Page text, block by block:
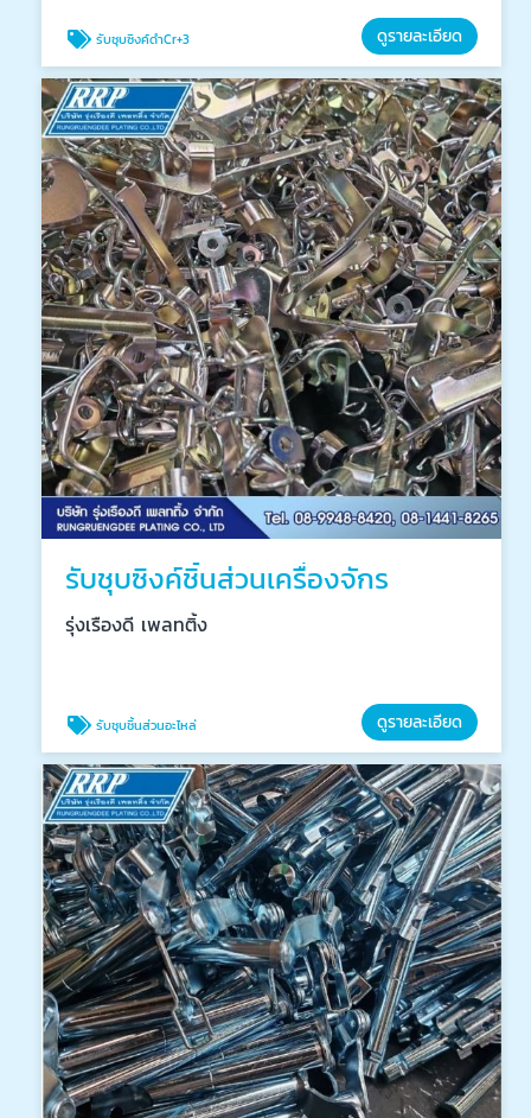
รับชุบซิงค์ดำCr+3 ดูรายละเอียด
รับชุบซิงค์ชิ้นส่วนเครื่องจักร
รุ่งเรืองดี เพลทติ้ง
รับชุบชิ้นส่วนอะไหล่ ดูรายละเอียด